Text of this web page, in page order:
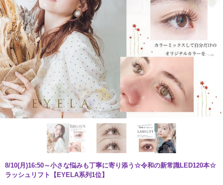
8/10(月)16:50～小さな悩みも丁寧に寄り添う☆令和の新常識LED120本☆
ラッシュリフト【EYELA系列1位】